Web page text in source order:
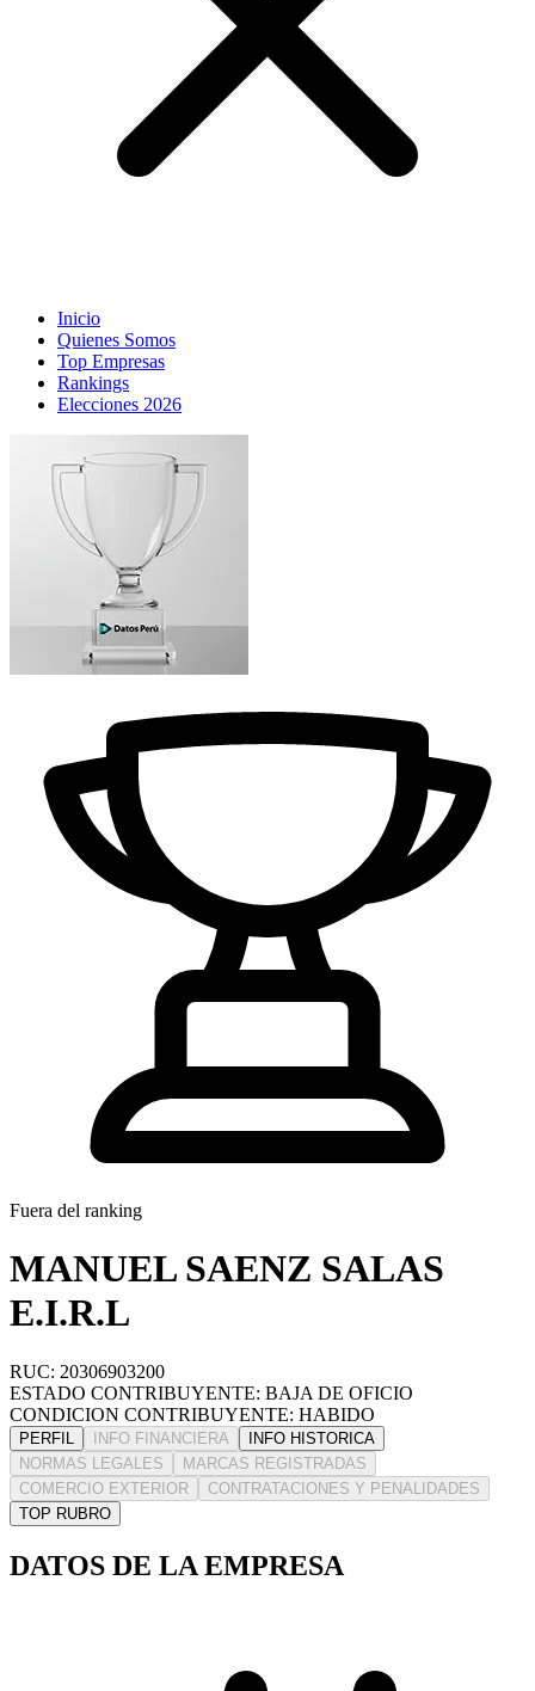
Inicio
Quienes Somos
Top Empresas
Rankings
Elecciones 2026
Fuera del ranking
MANUEL SAENZ SALAS
E.I.R.L
RUC: 20306903200
ESTADO CONTRIBUYENTE: BAJA DE OFICIO
CONDICION CONTRIBUYENTE: HABIDO
PERFIL INFO FINANCIERA
INFO HISTORICA
NORMAS LEGALES
MARCAS REGISTRADAS
COMERCIO EXTERIOR
CONTRATACIONES Y PENALIDADES
TOP RUBRO
DATOS DE LA EMPRESA